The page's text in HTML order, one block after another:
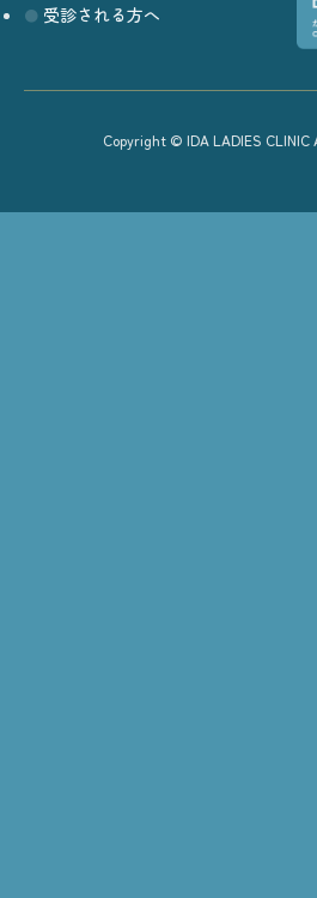
受診される方へ
Copyright © IDA LADIES CLINIC